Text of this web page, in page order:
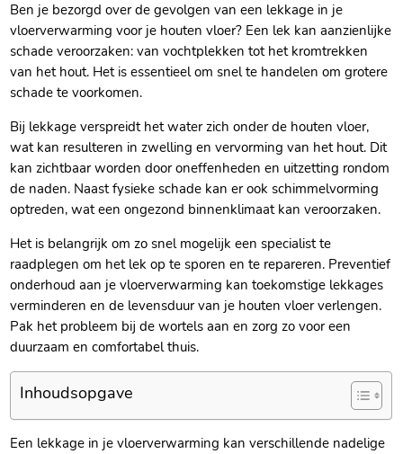
Ben je bezorgd over de gevolgen van een lekkage in je
vloerverwarming voor je houten vloer? Een lek kan aanzienlijke
schade veroorzaken: van vochtplekken tot het kromtrekken
van het hout.​ Het is essentieel om snel te handelen om grotere
schade te voorkomen.​
Bij lekkage verspreidt het water zich onder de houten vloer,
wat kan resulteren in zwelling en vervorming van het hout.​ Dit
kan zichtbaar worden door oneffenheden en uitzetting rondom
de naden.​ Naast fysieke schade kan er ook schimmelvorming
optreden, wat een ongezond binnenklimaat kan veroorzaken.​
Het is belangrijk om zo snel mogelijk een specialist te
raadplegen om het lek op te sporen en te repareren.​ Preventief
onderhoud aan je vloerverwarming kan toekomstige lekkages
verminderen en de levensduur van je houten vloer verlengen.​
Pak het probleem bij de wortels aan en zorg zo voor een
duurzaam en comfortabel thuis.​
Inhoudsopgave
Een lekkage in je vloerverwarming kan verschillende nadelige